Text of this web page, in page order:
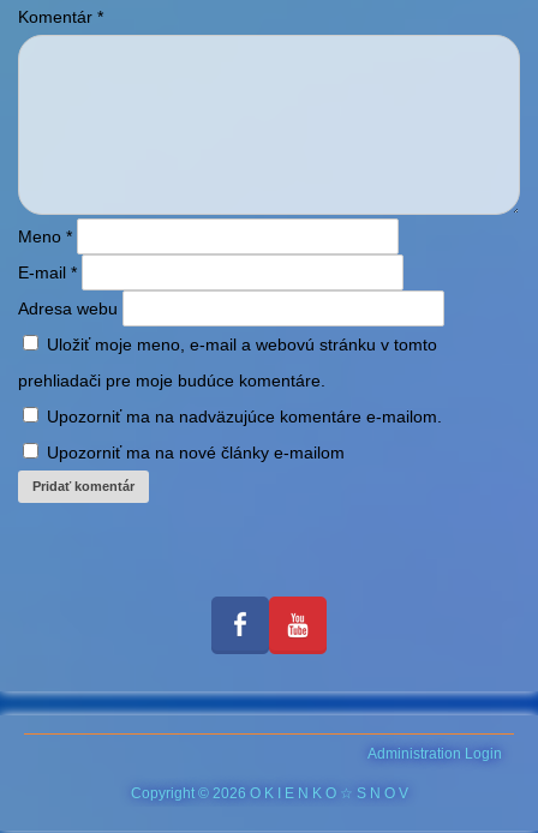
Komentár *
Meno *
E-mail *
Adresa webu
Uložiť moje meno, e-mail a webovú stránku v tomto
prehliadači pre moje budúce komentáre.
Upozorniť ma na nadväzujúce komentáre e-mailom.
Upozorniť ma na nové články e-mailom
Administration Login
Copyright © 2026 O K I E N K O ☆ S N O V